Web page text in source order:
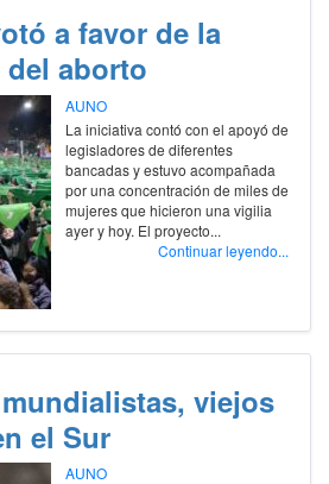
a favor de la
aborto
AUNO
La iniciativa contó con el apoyó de
legisladores de diferentes
bancadas y estuvo acompañada
por una concentración de miles de
mujeres que hicieron una vigilia
ayer y hoy. El proyecto...
Continuar leyendo...
viejos
el Sur
AUNO